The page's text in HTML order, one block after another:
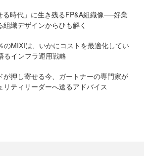
る時代」に生き残るFP&A組織像──好業
織デザインからひも解く
のMIXIは、いかにコストを最適化してい
るインフラ運用戦略
が押し寄せる今、ガートナーの専門家が
リティリーダーへ送るアドバイス